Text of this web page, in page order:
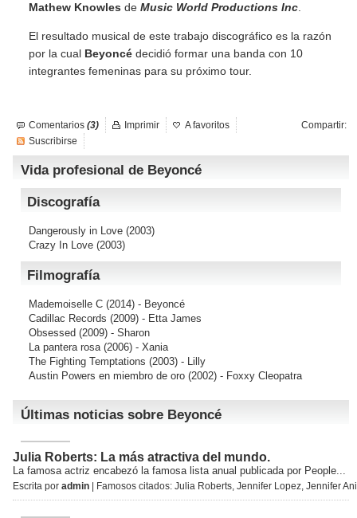
Mathew Knowles de Music World Productions Inc
El resultado musical de este trabajo discográfico es la razón
por la cual Beyoncé decidió formar una banda con 10
integrantes femeninas para su próximo tour.
Comentarios (3) Compartir:
Imprimir
A favoritos
Suscribirse
Vida profesional de Beyoncé
Discografía
Dangerously in Love (2003)
Crazy In Love (2003)
Filmografía
Mademoiselle C (2014) - Beyoncé
Cadillac Records (2009) - Etta James
Obsessed (2009) - Sharon
La pantera rosa(2006) - Xania
The Fighting Temptations (2003) - Lilly
Austin Powers en miembro de oro (2002) - Foxxy Cleopatra
Últimas noticias sobre Beyoncé
Julia Roberts: La más atractiva del mundo.
La famosa actriz encabezó la famosa lista anual publicada por People...
Escrita por admin | Famosos citados: Julia Roberts, Jennifer Lopez, Jennifer